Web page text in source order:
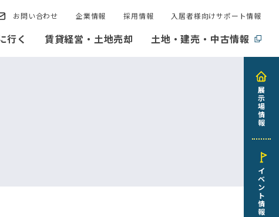
行く 賃貸経営・土地売却 土地・建売・中古情報
お問い合わせ 企業情報 採用情報 入居者様向けサポート情報
展
示
場
情
報
イ
ベ
ン
ト
情
報